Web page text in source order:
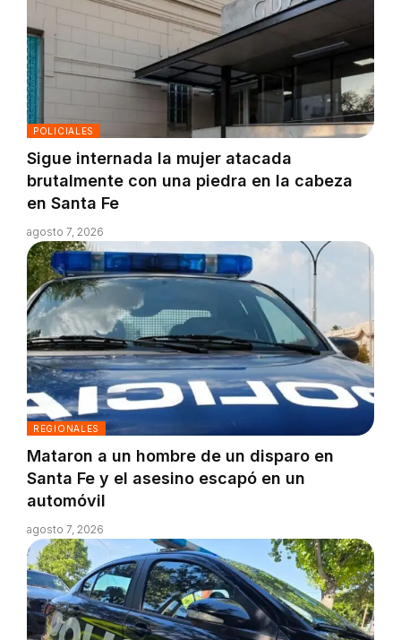
POLICIALES
Sigue internada la mujer atacada
brutalmente con una piedra en la cabeza
en Santa Fe
agosto 7, 2026
REGIONALES
Mataron a un hombre de un disparo en
Santa Fe y el asesino escapó en un
automóvil
agosto 7, 2026